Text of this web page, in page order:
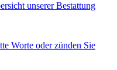
unserer Bestattung
Worte oder zünden Sie